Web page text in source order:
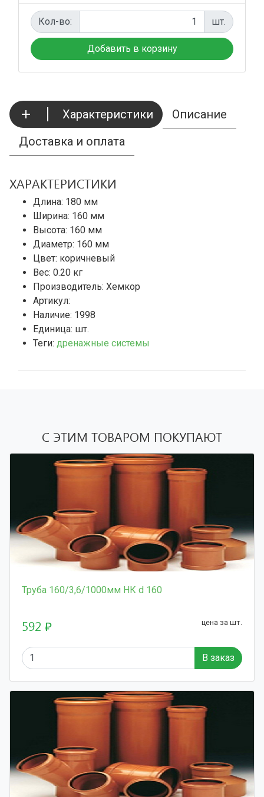
Кол-во: шт.
Характеристики
Описание
Доставка и оплата
ХАРАКТЕРИСТИКИ
Длина: 180 мм
Ширина: 160 мм
Высота: 160 мм
Диаметр: 160 мм
Цвет: коричневый
Вес: 0.20 кг
Производитель: Хемкор
Артикул:
Наличие: 1998
Единица: шт.
Теги: дренажные системы
С ЭТИМ ТОВАРОМ ПОКУПАЮТ
Труба 160/3,6/1000мм НК d 160
592 ₽ цена за шт.
В заказ